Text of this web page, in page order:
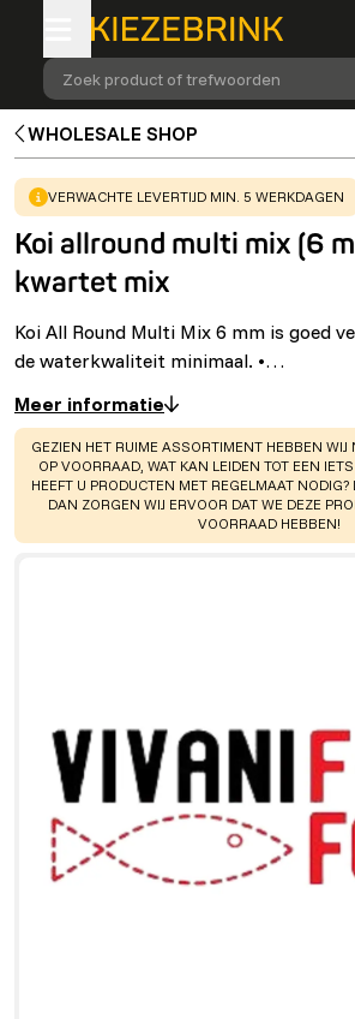
Zoek product of trefwoorden
WHOLESALE SHOP
WARNING:
VERWACHTE LEVERTIJD MIN. 5 WERKDAGEN
Koi allround multi mix (6
kwartet mix
Koi All Round Multi Mix 6 mm is goed
de waterkwaliteit minimaal. •…
Meer informatie
WARNING:
GEZIEN HET RUIME ASSORTIMENT HEBBEN WIJ
OP VOORRAAD, WAT KAN LEIDEN TOT EEN
HEEFT U PRODUCTEN MET REGELMAAT
DAN ZORGEN WIJ ERVOOR DAT WE DEZE
VOORRAAD HEBBEN!